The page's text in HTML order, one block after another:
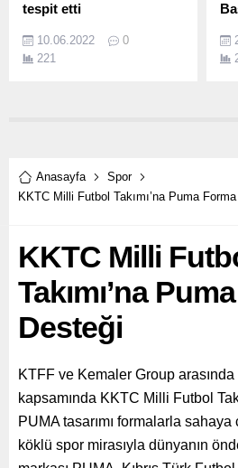
tespit etti
mobil uygulamalar,
sürücülerin hayatını
10.06.2022
0
221
ve
Anasayfa
Spor
KKTC Milli Futbol Takımı’na Puma
KKTC Milli
Takımı’na
Desteği
KTFF ve Kemaler Group
kapsamında KKTC Milli Futbol
PUMA tasarımı formalarla
köklü spor mirasıyla dünyanın